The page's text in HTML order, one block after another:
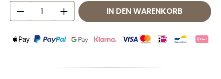
Produkt Anzahl: Gib denIN DEN WARENKORB